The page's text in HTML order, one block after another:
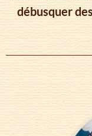
débusquer